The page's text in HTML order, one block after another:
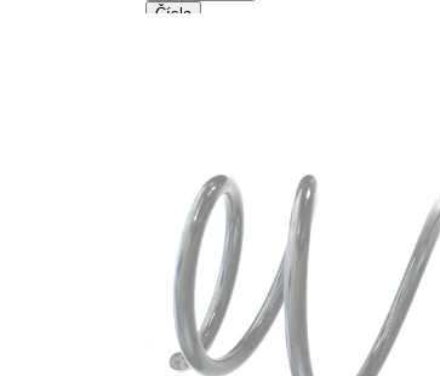
Čísla
Délka
303 mm
Hmotnost
1,90 kg
Tvar
pružiny
Šroubovitá
pružina s
konstatním
průměrem
Vnější
průměr
137 mm